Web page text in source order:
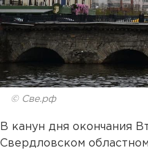
© Све.рф
В канун дня окончания
Свердловском